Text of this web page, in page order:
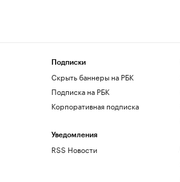
Подписки
Скрыть баннеры на РБК
Подписка на РБК
Корпоративная подписка
Уведомления
RSS Новости